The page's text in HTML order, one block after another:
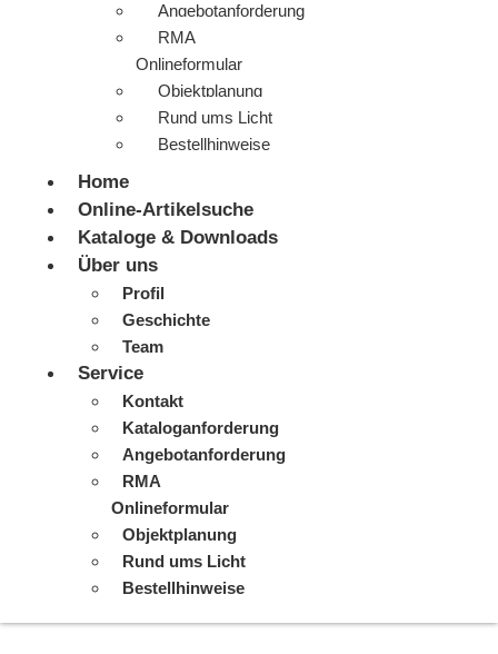
Angebotanforderung
RMA
Onlineformular
Objektplanung
Rund ums Licht
Bestellhinweise
Home
Online-Artikelsuche
Kataloge & Downloads
Über uns
Profil
Geschichte
Team
Service
Kontakt
Kataloganforderung
Angebotanforderung
RMA
Onlineformular
Objektplanung
Rund ums Licht
Bestellhinweise